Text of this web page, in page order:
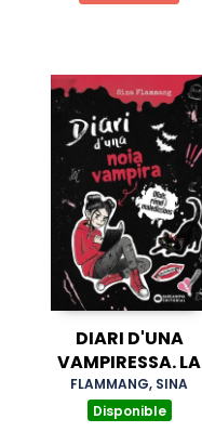
DIARI D'UNA
VAMPIRESSA. LA
MEVA TERRIBLE
HISTORIA
FLAMMANG, SINA
Disponible